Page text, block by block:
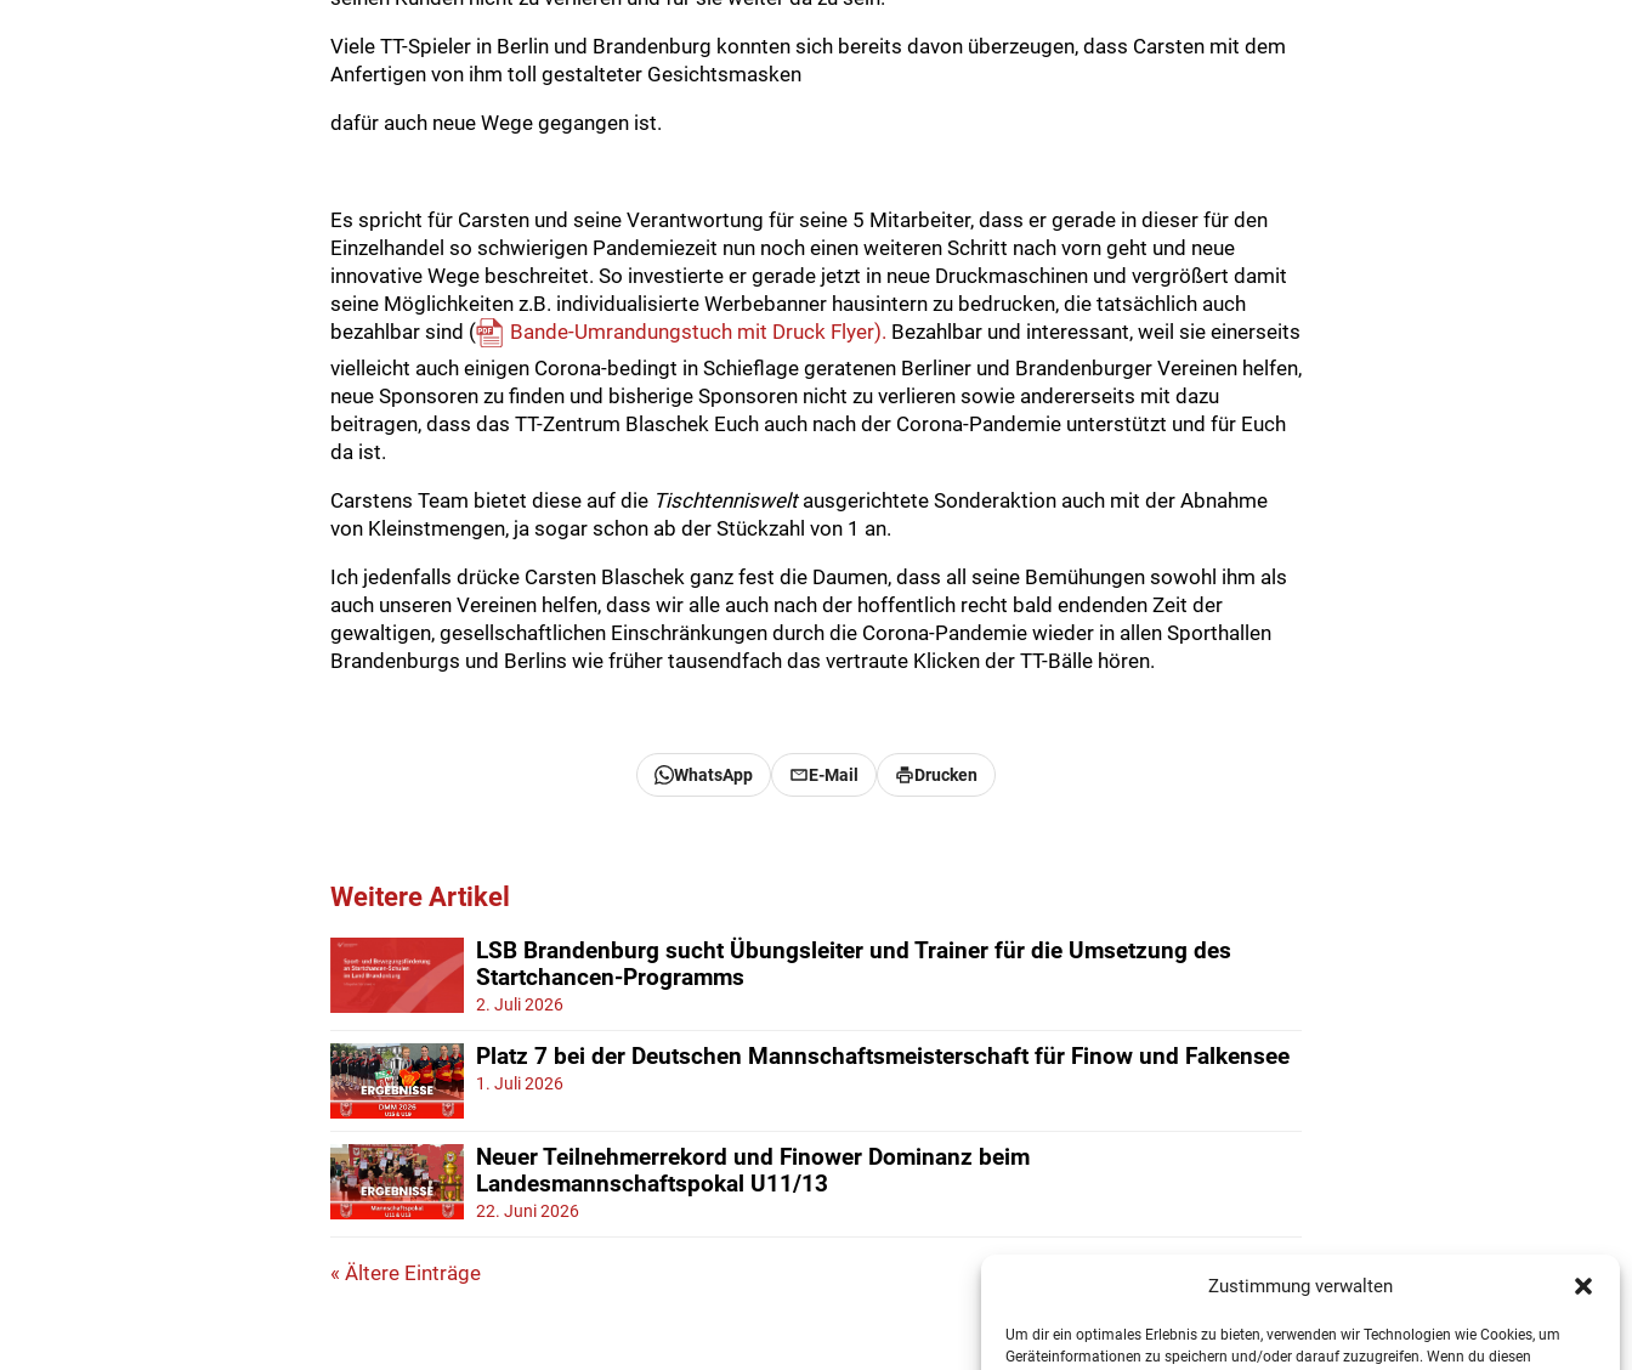
Zustimmung verwalten
Um dir ein optimales Erlebnis zu bieten, verwenden wir Technologien wie Cookies, um
Geräteinformationen zu speichern und/oder darauf zuzugreifen. Wenn du diesen
Viele TT-Spieler in Berlin und Brandenburg konnten sich bereits davon überzeugen, dass Carsten mit dem
Anfertigen von ihm toll gestalteter Gesichtsmasken
dafür auch neue Wege gegangen ist.
Es spricht für Carsten und seine Verantwortung für seine 5 Mitarbeiter, dass er gerade in dieser für den
Einzelhandel so schwierigen Pandemiezeit nun noch einen weiteren Schritt nach vorn geht und neue
innovative Wege beschreitet. So investierte er gerade jetzt in neue Druckmaschinen und vergrößert damit
seine Möglichkeiten z.B. individualisierte Werbebanner hausintern zu bedrucken, die tatsächlich auch
bezahlbar sind (
Bande-Umrandungstuch mit Druck Flyer). Bezahlbar und interessant, weil sie einerseits
vielleicht auch einigen Corona-bedingt in Schieflage geratenen Berliner und Brandenburger Vereinen helfen,
neue Sponsoren zu finden und bisherige Sponsoren nicht zu verlieren sowie andererseits mit dazu
beitragen, dass das TT-Zentrum Blaschek Euch auch nach der Corona-Pandemie unterstützt und für Euch
da ist.
Carstens Team bietet diese auf die Tischtennisweltausgerichtete Sonderaktion auch mit der Abnahme
von Kleinstmengen, ja sogar schon ab der Stückzahl von 1 an.
Ich jedenfalls drücke Carsten Blaschek ganz fest die Daumen, dass all seine Bemühungen sowohl ihm als
auch unseren Vereinen helfen, dass wir alle auch nach der hoffentlich recht bald endenden Zeit der
gewaltigen, gesellschaftlichen Einschränkungen durch die Corona-Pandemie wieder in allen Sporthallen
Brandenburgs und Berlins wie früher tausendfach das vertraute Klicken der TT-Bälle hören.
WhatsApp E-Mail Drucken
Weitere Artikel
LSB Brandenburg sucht Übungsleiter und Trainer für die Umsetzung des
Startchancen-Programms
2. Juli 2026
Platz 7 bei der Deutschen Mannschaftsmeisterschaft für Finow und Falkensee
1. Juli 2026
Neuer Teilnehmerrekord und Finower Dominanz beim
Landesmannschaftspokal U11/13
22. Juni 2026
« Ältere Einträge